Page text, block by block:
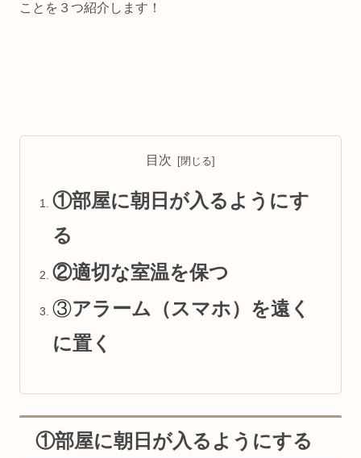
ことを３つ紹介します！
目次
①部屋に朝日が入るようにす
る
②適切な室温を保つ
③アラーム（スマホ）を遠く
に置く
①部屋に朝日が入るようにする